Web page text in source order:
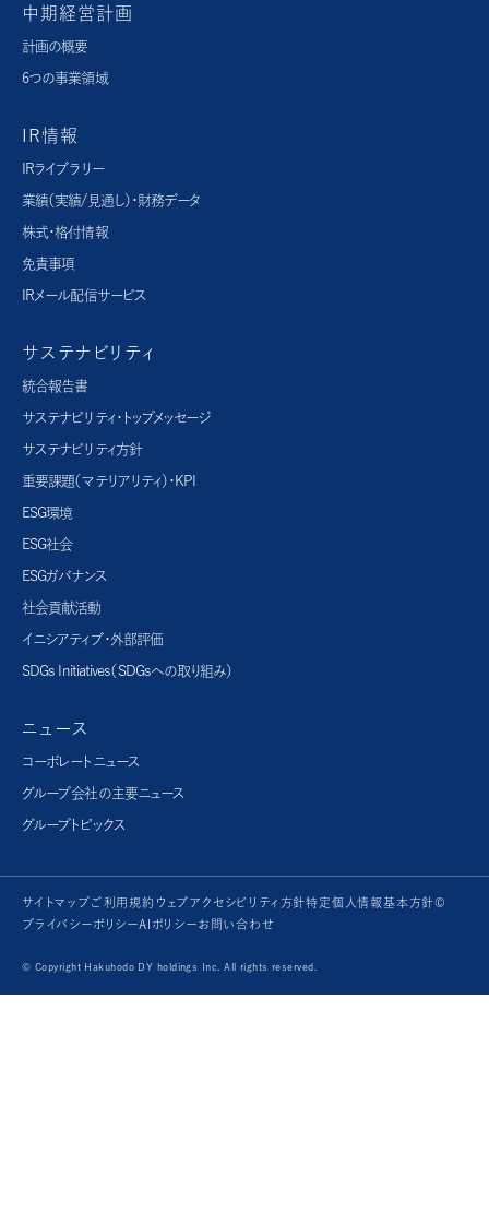
中期経営計画
計画の概要
6つの事業領域
IR情報
IRライブラリー
業績（実績/見通し）・財務データ
株式・格付情報
免責事項
IRメール配信サービス
サステナビリティ
統合報告書
サステナビリティ・トップメッセージ
サステナビリティ方針
重要課題（マテリアリティ）・KPI
ESG環境
ESG社会
ESGガバナンス
社会貢献活動
イニシアティブ・外部評価
SDGs Initiatives（SDGsへの取り組み）
ニュース
コーポレートニュース
グループ会社の主要ニュース
グループトピックス
サイトマップご利用規約 ウェブアクセシビリティ方針特定個人情報基本方針©
プライバシーポリシーAIポリシーお問い合わせ
© Copyright Hakuhodo DY holdings Inc. All rights reserved.